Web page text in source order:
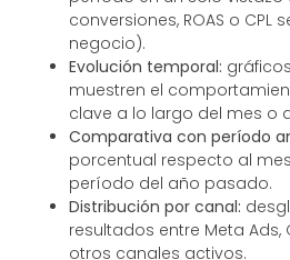
conversiones, ROAS o CPL
negocio).
Evolución temporal:
muestren el
clave a lo largo del mes o
Comparativa con período
porcentual respecto al
período del año pasado.
Distribución por canal:
resultados entre Meta Ads,
otros canales activos.